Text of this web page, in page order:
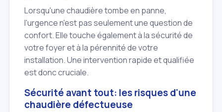
Lorsqu'une chaudière tombe en panne,
l'urgence n'est pas seulement une question de
confort. Elle touche également à la sécurité de
votre foyer et à la pérennité de votre
installation. Une intervention rapide et qualifiée
est donc cruciale.
Sécurité avant tout: les risques d'une
chaudière défectueuse